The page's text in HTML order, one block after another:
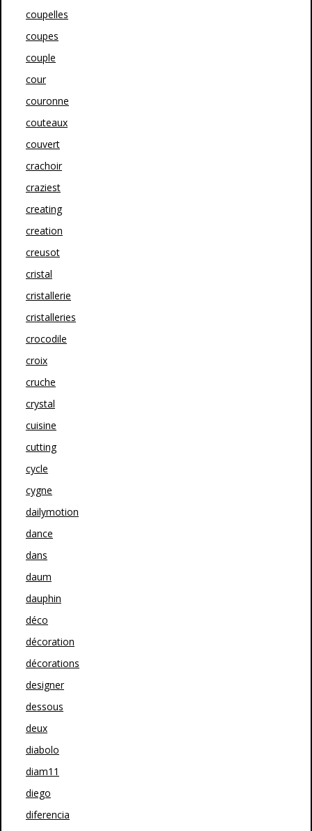
coupelles
coupes
couple
cour
couronne
couteaux
couvert
crachoir
craziest
creating
creation
creusot
cristal
cristallerie
cristalleries
crocodile
croix
cruche
crystal
cuisine
cutting
cycle
cygne
dailymotion
dance
dans
daum
dauphin
déco
décoration
décorations
designer
dessous
deux
diabolo
diam11
diego
diferencia